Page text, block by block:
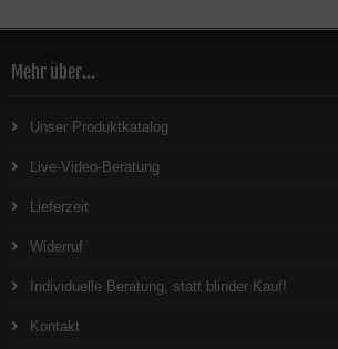
Mehr über...
Unser Produktkatalog
Live-Video-Beratung
Lieferzeit
Widerruf
Individuelle Beratung, statt blinder Kauf!
Kontakt